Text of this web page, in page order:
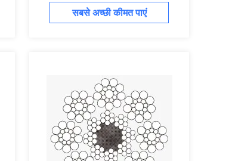
सबसे अच्छी कीमत पाएं